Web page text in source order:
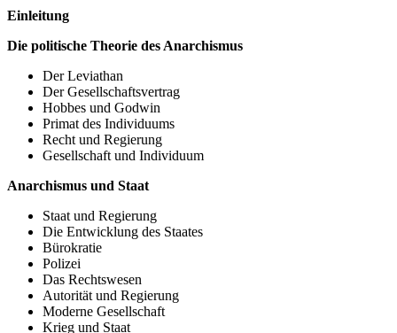
Einleitung
Die politische Theorie des Anarchismus
Der Leviathan
Der Gesellschaftsvertrag
Hobbes und Godwin
Primat des Individuums
Recht und Regierung
Gesellschaft und Individuum
Anarchismus und Staat
Staat und Regierung
Die Entwicklung des Staates
Bürokratie
Polizei
Das Rechtswesen
Autorität und Regierung
Moderne Gesellschaft
Krieg und Staat